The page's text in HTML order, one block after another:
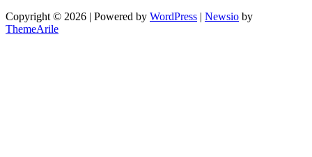
Copyright © 2026 | Powered by WordPress | Newsio by
ThemeArile